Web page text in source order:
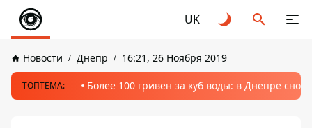
UK
Новости Днепр 16:21, 26 Ноября 2019
ТОПТЕМА: Более 100 гривен за куб воды: в Днепре